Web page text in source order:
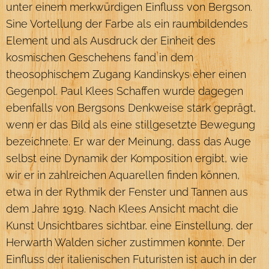
unter einem merkwürdigen Einfluss von Bergson.
Sine Vortellung der Farbe als ein raumbildendes
Element und als Ausdruck der Einheit des
kosmischen Geschehens fand in dem
theosophischem Zugang Kandinskys eher einen
Gegenpol. Paul Klees Schaffen wurde dagegen
ebenfalls von Bergsons Denkweise stark geprägt,
wenn er das Bild als eine stillgesetzte Bewegung
bezeichnete. Er war der Meinung, dass das Auge
selbst eine Dynamik der Komposition ergibt, wie
wir er in zahlreichen Aquarellen finden können,
etwa in der Rythmik der Fenster und Tannen aus
dem Jahre 1919. Nach Klees Ansicht macht die
Kunst Unsichtbares sichtbar, eine Einstellung, der
Herwarth Walden sicher zustimmen konnte. Der
Einfluss der italienischen Futuristen ist auch in der